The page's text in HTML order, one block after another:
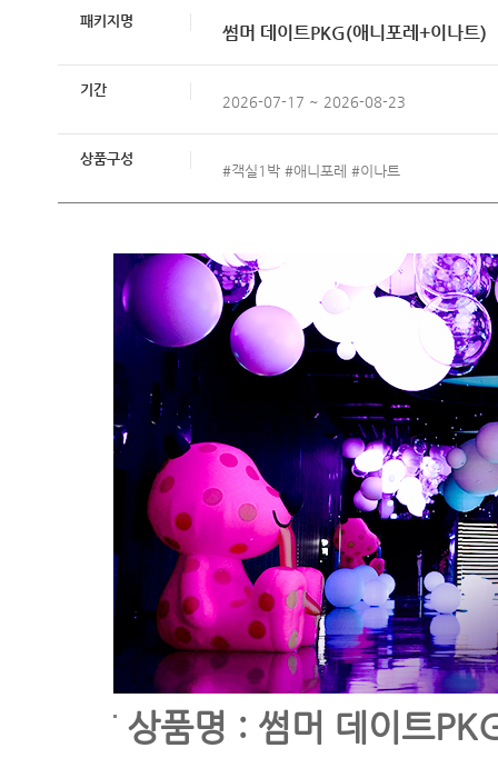
패키지명
썸머 데이트PKG(애니포레+이나트)
기간
2026-07-17 ~ 2026-08-23
상품구성
#객실1박 #애니포레 #이나트
상품명 : 썸머 데이트